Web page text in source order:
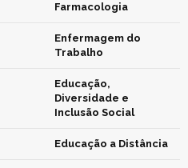
Farmacologia
Enfermagem do
Trabalho
Educação,
Diversidade e
Inclusão Social
Educação a Distância